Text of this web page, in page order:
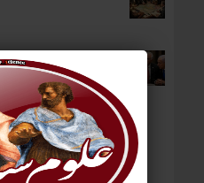
کارکرد رضا پهلوی برای
آشوب»؟
ردپای استعمار بر
کشورهای امروز را نوشتند؟